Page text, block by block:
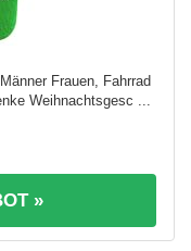
Frauen, Fahrrad
Weihnachtsgesc ...
»